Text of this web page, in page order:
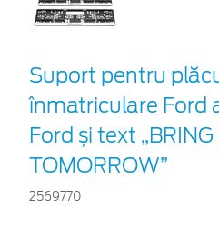
Suport pentru
înmatriculare Ford
Ford și text „BRING
TOMORROW”
2569770